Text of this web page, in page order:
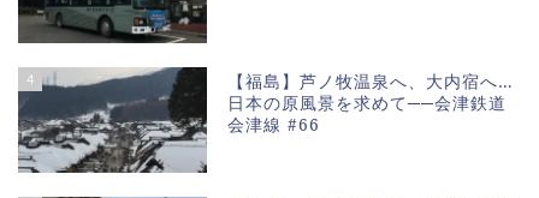
4
【福島】芦ノ牧温泉へ、大内宿へ…
日本の原風景を求めて──会津鉄道
会津線 #66